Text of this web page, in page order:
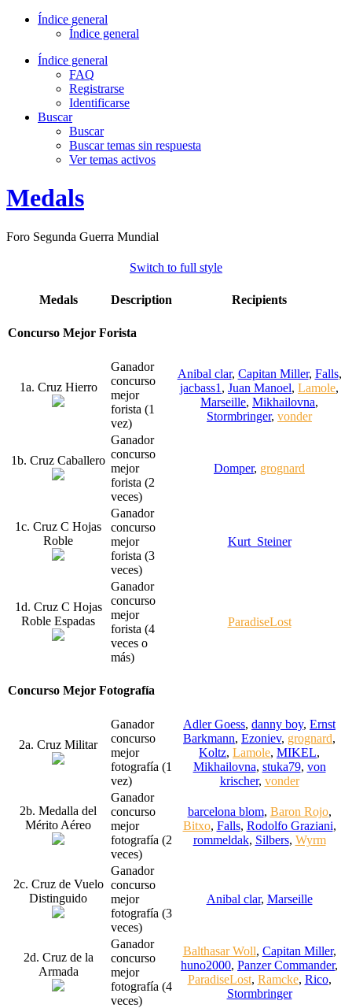
Índice general
Índice general
Índice general
FAQ
Registrarse
Identificarse
Buscar
Buscar
Buscar temas sin respuesta
Ver temas activos
Medals
Foro Segunda Guerra Mundial
Switch to full style
Medals Description Recipients
Concurso Mejor Forista
1a. Cruz Hierro
Ganador
concurso
mejor
forista (1
vez)
Anibal clar, Capitan Miller, Falls,
jacbass1 , Juan Manoel, Lamole,
Marseille, Mikhailovna,
Stormbringer, vonder
1b. Cruz Caballero
Ganador
concurso
mejor
forista (2
veces)
Domper, grognard
1c. Cruz C Hojas
Roble
Ganador
concurso
mejor
forista (3
veces)
Kurt_Steiner
1d. Cruz C Hojas
Roble Espadas
Ganador
concurso
mejor
forista (4
veces o
más)
ParadiseLost
Concurso Mejor Fotografía
2a. Cruz Militar
Ganador
concurso
mejor
fotografía (1
vez)
Adler Goess, danny boy, Ernst
Barkmann, Ezoniev, grognard,
Koltz, Lamole, MIKEL,
Mikhailovna, stuka79, von
krischer, vonder
2b. Medalla del
Mérito Aéreo
Ganador
concurso
mejor
fotografía (2
veces)
barcelona blom, Baron Rojo,
Bitxo, Falls, Rodolfo Graziani,
rommeldak, Silbers, Wyrm
2c. Cruz de Vuelo
Distinguido
Ganador
concurso
mejor
fotografía (3
veces)
Anibal clar, Marseille
2d. Cruz de la
Armada
Ganador
concurso
mejor
fotografía (4
veces)
Balthasar Woll, Capitan Miller,
huno2000, Panzer Commander,
ParadiseLost, Ramcke, Rico,
Stormbringer